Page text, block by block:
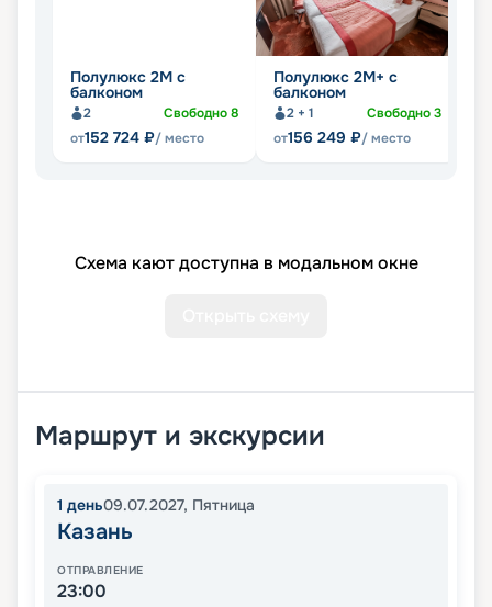
Полулюкс 2М с
балконом
2 Свободно8
от152 724 ₽/ место
Полулюкс 2М+ с
балконом
2 + 1 Свободно3
от156 249 ₽/ место
Схема кают доступна в модальном окне
Маршрут и экскурсии
1 день09.07.2027, Пятница
Казань
ОТПРАВЛЕНИЕ
23:00